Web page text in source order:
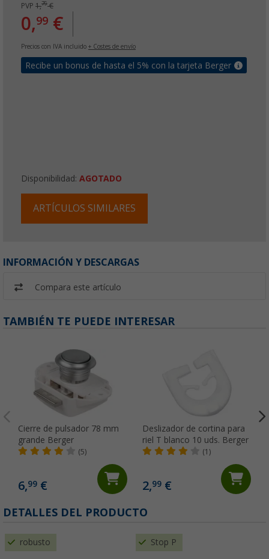
PVP 1,79€
0,99 €
Precios con IVA incluido + Costes de envío
Recibe un bonus de hasta el 5% con la tarjeta Berger
Disponibilidad: AGOTADO
ARTÍCULOS SIMILARES
INFORMACIÓN Y DESCARGAS
Compara este artículo
TAMBIÉN TE PUEDE INTERESAR
Cierre de pulsador 78 mm
grande Berger
(5)
6,99 €
Deslizador de cortina para
riel T blanco 10 uds. Berger
(1)
2,99€
DETALLES DEL PRODUCTO
robusto Stop P